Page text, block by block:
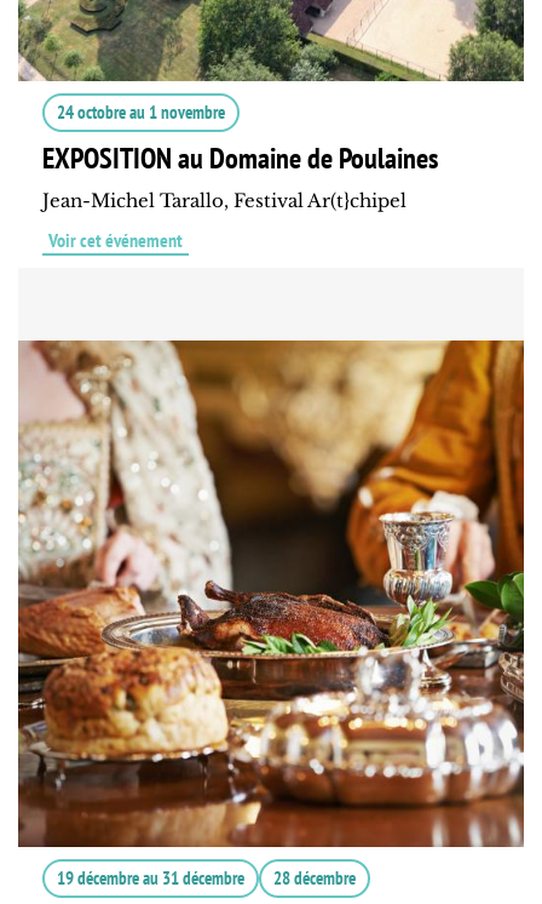
24 octobreau 1 novembre
EXPOSITION au Domaine de Poulaines
Jean-Michel Tarallo, Festival Ar(t}chipel
Voir cet événement
19 décembreau 31 décembre 28 décembre